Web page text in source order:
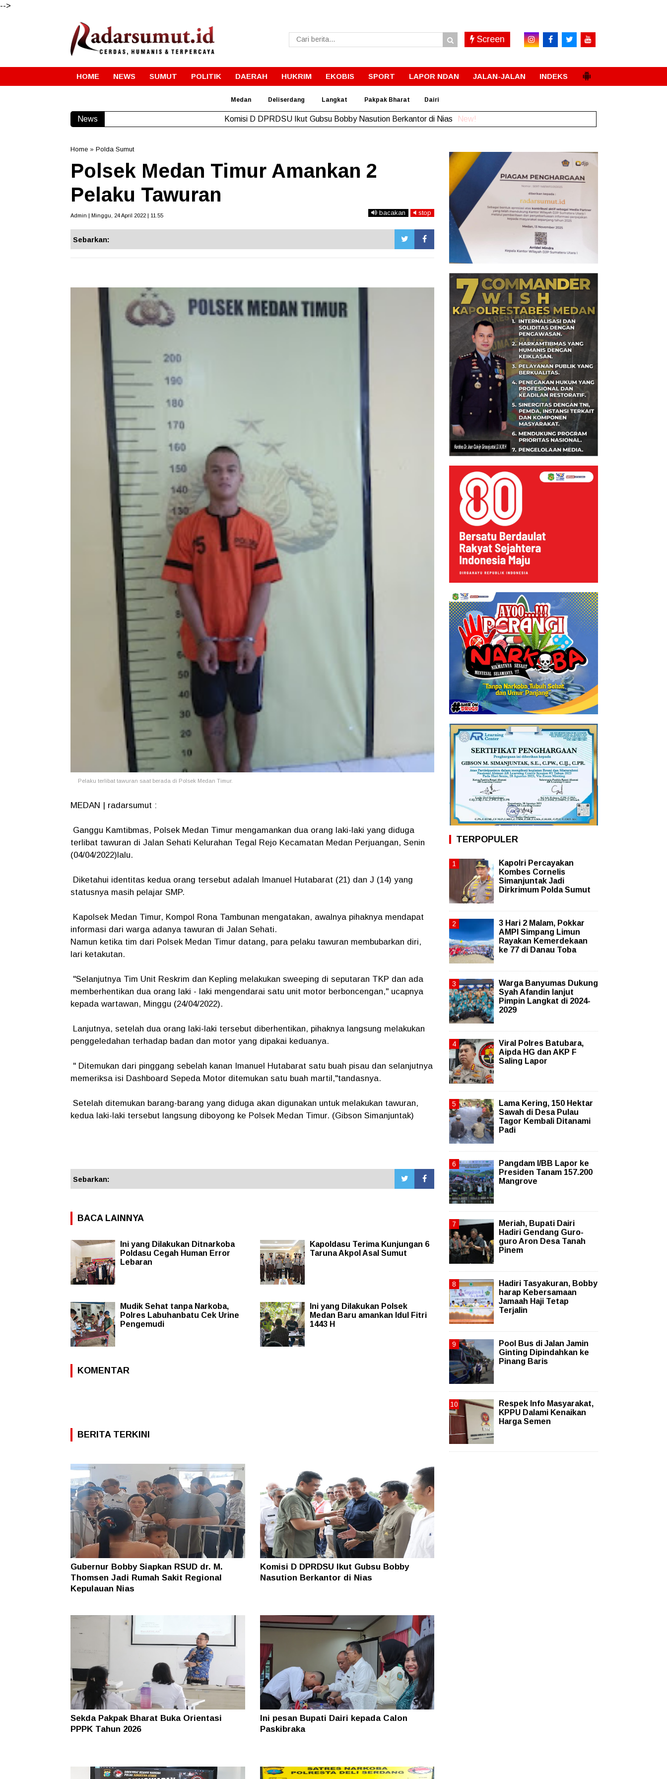
-->
Screen
HOME NEWS SUMUT POLITIK DAERAH HUKRIM EKOBIS SPORT LAPOR NDAN JALAN-JALAN INDEKS
Medan Deliserdang Langkat Pakpak Bharat Dairi
News Komisi D DPRDSU Ikut Gubsu Bobby Nasution Berkantor di Nias New!
Home » Polda Sumut
Polsek Medan Timur Amankan 2
Pelaku Tawuran
Admin | Minggu, 24 April 2022 | 11.55 bacakan stop
Sebarkan:
Pelaku terlibat tawuran saat berada di Polsek Medan Timur.
MEDAN | radarsumut :
Ganggu Kamtibmas, Polsek Medan Timur mengamankan dua orang laki-laki yang diduga
terlibat tawuran di Jalan Sehati Kelurahan Tegal Rejo Kecamatan Medan Perjuangan, Senin
(04/04/2022)lalu.
Diketahui identitas kedua orang tersebut adalah Imanuel Hutabarat (21) dan J (14) yang
statusnya masih pelajar SMP.
Kapolsek Medan Timur, Kompol Rona Tambunan mengatakan, awalnya pihaknya mendapat
informasi dari warga adanya tawuran di Jalan Sehati.
Namun ketika tim dari Polsek Medan Timur datang, para pelaku tawuran membubarkan diri,
lari ketakutan.
"Selanjutnya Tim Unit Reskrim dan Kepling melakukan sweeping di seputaran TKP dan ada
memberhentikan dua orang laki - laki mengendarai satu unit motor berboncengan," ucapnya
kepada wartawan, Minggu (24/04/2022).
Lanjutnya, setelah dua orang laki-laki tersebut diberhentikan, pihaknya langsung melakukan
penggeledahan terhadap badan dan motor yang dipakai keduanya.
" Ditemukan dari pinggang sebelah kanan Imanuel Hutabarat satu buah pisau dan selanjutnya
memeriksa isi Dashboard Sepeda Motor ditemukan satu buah martil,"tandasnya.
Setelah ditemukan barang-barang yang diduga akan digunakan untuk melakukan tawuran,
kedua laki-laki tersebut langsung diboyong ke Polsek Medan Timur. (Gibson Simanjuntak)
Sebarkan:
BACA LAINNYA
Ini yang Dilakukan Ditnarkoba
Poldasu Cegah Human Error
Lebaran
Kapoldasu Terima Kunjungan 6
Taruna Akpol Asal Sumut
Mudik Sehat tanpa Narkoba,
Polres Labuhanbatu Cek Urine
Pengemudi
Ini yang Dilakukan Polsek
Medan Baru amankan Idul Fitri
1443 H
KOMENTAR
BERITA TERKINI
Gubernur Bobby Siapkan RSUD dr. M.
Thomsen Jadi Rumah Sakit Regional
Kepulauan Nias
Komisi D DPRDSU Ikut Gubsu Bobby
Nasution Berkantor di Nias
Sekda Pakpak Bharat Buka Orientasi
PPPK Tahun 2026
Ini pesan Bupati Dairi kepada Calon
Paskibraka
TERPOPULER
Kapolri Percayakan
Kombes Cornelis
Simanjuntak Jadi
Dirkrimum Polda Sumut
3 Hari 2 Malam, Pokkar
AMPI Simpang Limun
Rayakan Kemerdekaan
ke 77 di Danau Toba
Warga Banyumas Dukung
Syah Afandin lanjut
Pimpin Langkat di 2024-
2029
Viral Polres Batubara,
Aipda HG dan AKP F
Saling Lapor
Lama Kering, 150 Hektar
Sawah di Desa Pulau
Tagor Kembali Ditanami
Padi
Pangdam I/BB Lapor ke
Presiden Tanam 157.200
Mangrove
Meriah, Bupati Dairi
Hadiri Gendang Guro-
guro Aron Desa Tanah
Pinem
Hadiri Tasyakuran, Bobby
harap Kebersamaan
Jamaah Haji Tetap
Terjalin
Pool Bus di Jalan Jamin
Ginting Dipindahkan ke
Pinang Baris
Respek Info Masyarakat,
KPPU Dalami Kenaikan
Harga Semen